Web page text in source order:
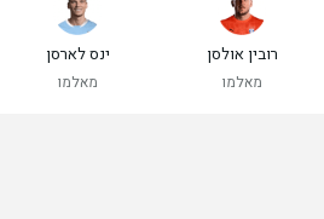
רובין אולסן
מאלמו
ינס לארסן
מאלמו